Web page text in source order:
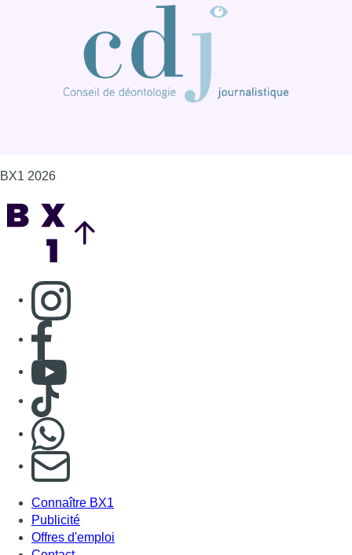
BX1 2026
Consulter page Instagram
Consulter page Facebook
Consulter Youtube
Consulter TikTok
S'abonner à notre newsletter
Connaître BX1
Publicité
Offres d'emploi